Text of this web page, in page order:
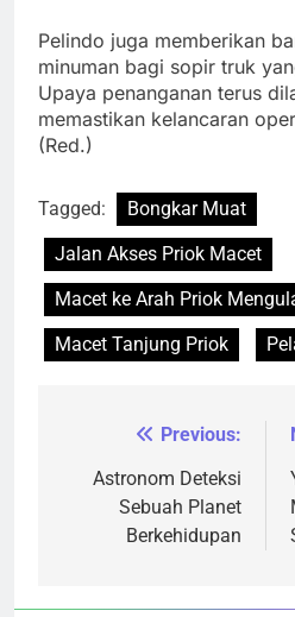
Pelindo juga memberikan
minuman bagi sopir truk
Upaya penanganan terus
memastikan kelancaran
(Red.)
Tagged:
Bongkar Muat
Jalan Akses Priok Macet
Macet ke Arah Priok
Macet Tanjung Priok
Navigasi
pos
Previous:
Astronom Deteksi
Sebuah Planet
Berkehidupan